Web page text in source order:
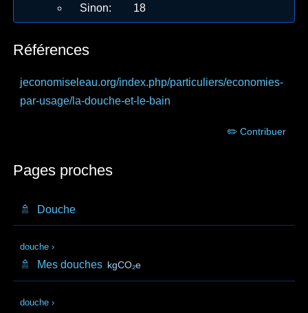
Sinon: 18
Références
jeconomiseleau.org/index.php/particuliers/economies-
par-usage/la-douche-et-le-bain
✏️ Contribuer
Pages proches
🚿 Douche
douche ›
🚿 Mes douches kgCO₂e
douche ›